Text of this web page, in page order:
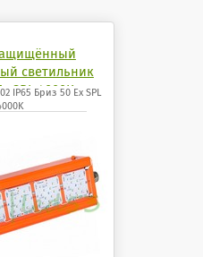
светильник
SPL 4000K
IP65 Бриз 50 Ех SPL